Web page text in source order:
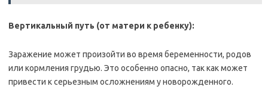
Вертикальный путь (от матери к ребенку):
Заражение может произойти во время беременности, родов
или кормления грудью. Это особенно опасно, так как может
привести к серьезным осложнениям у новорожденного.